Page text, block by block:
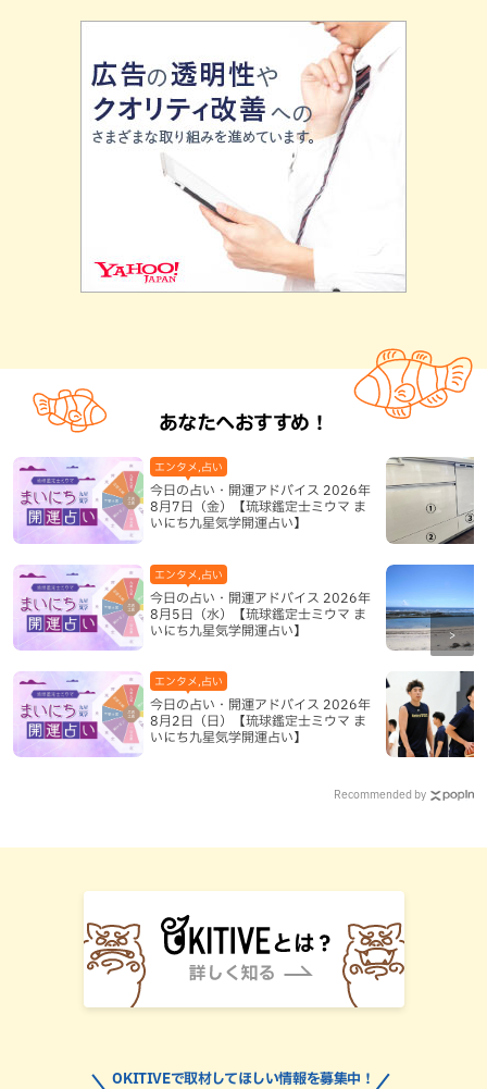
あなたへおすすめ！
今日の占い・開運アドバイス 2026年
8月7日（金）【琉球鑑定士ミウマ ま
いにち九星気学開運占い】
エンタメ,占い
今日の占い・開運アドバイス 2026年
8月5日（水）【琉球鑑定士ミウマ ま
いにち九星気学開運占い】
エンタメ,占い
今日の占い・開運アドバイス 2026年
8月2日（日）【琉球鑑定士ミウマ ま
いにち九星気学開運占い】
エンタメ,占い
Recommended by
OKITIVEで取材してほしい情報を募集中！